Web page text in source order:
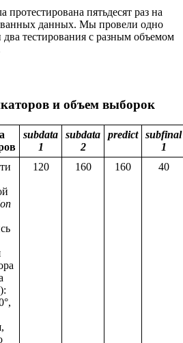
пятьдесят раз на
данных. Мы провели одно
тестирования с разным объемом
и объем выборок
subdata
1
subdata
2
predict
subfinal
1
120 160 160 40